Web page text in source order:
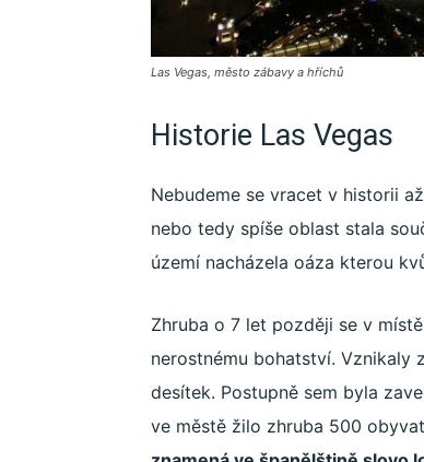
Las Vegas, město zábavy a hříchů
Historie Las Vegas
Nebudeme se vracet v historii
nebo tedy spíše oblast stala
území nacházela oáza kterou
Zhruba o 7 let později se v
nerostnému bohatství. Vznikaly
desítek. Postupně sem byla
ve městě žilo zhruba 500